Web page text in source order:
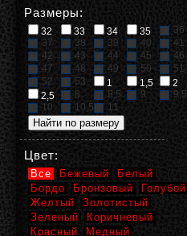
Размеры:
32 33 34 35
36
37
38 39 40
41
42
43 44 45
46
47
48 49 50
51
52
53 1 1,5
2
2,5
8 8,5 9
9,5
10
10,5 11
Цвет:
Все Бежевый
Белый
Бордо
Бронзовый
Голубой
Желтый
Золотистый
Зеленый
Коричневый
Красный
Медный